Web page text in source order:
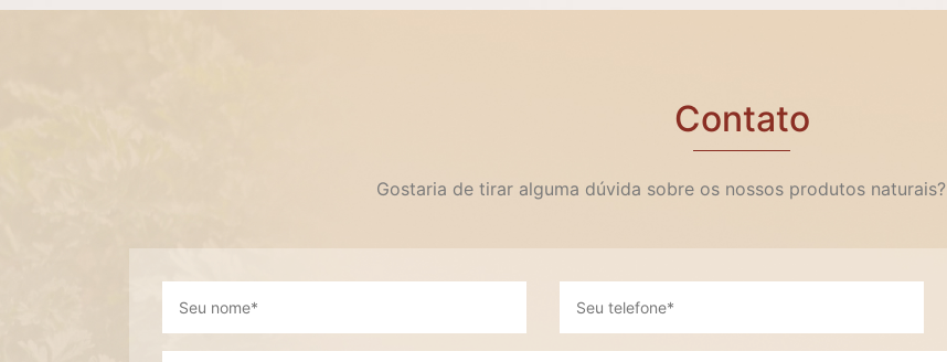
Contato
Gostaria de tirar alguma dúvida sobre os nossos produtos naturais?